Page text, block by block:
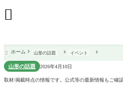

 ホーム 山形の話題 イベント
山形の話題 2026年4月10日
取材/掲載時点の情報です。公式等の最新情報もご確認